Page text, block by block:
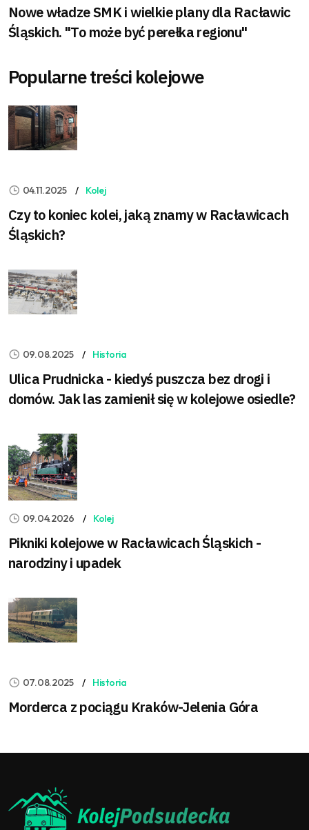
Nowe władze SMK i wielkie plany dla Racławic
Śląskich. "To może być perełka regionu"
Popularne treści kolejowe
04.11.2025 Kolej
Czy to koniec kolei, jaką znamy w Racławicach
Śląskich?
09.08.2025 Historia
Ulica Prudnicka - kiedyś puszcza bez drogi i
domów. Jak las zamienił się w kolejowe osiedle?
09.04.2026 Kolej
Pikniki kolejowe w Racławicach Śląskich -
narodziny i upadek
07.08.2025 Historia
Morderca z pociągu Kraków-Jelenia Góra